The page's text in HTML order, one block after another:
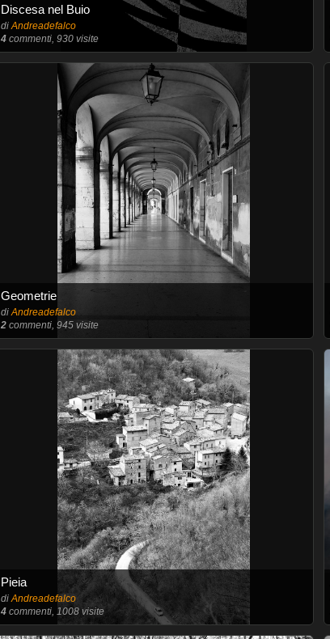
Discesa nel Buio
diAndreadefalco
4commenti, 930 visite
Geometrie
diAndreadefalco
2commenti, 945 visite
Pieia
diAndreadefalco
4commenti, 1008 visite